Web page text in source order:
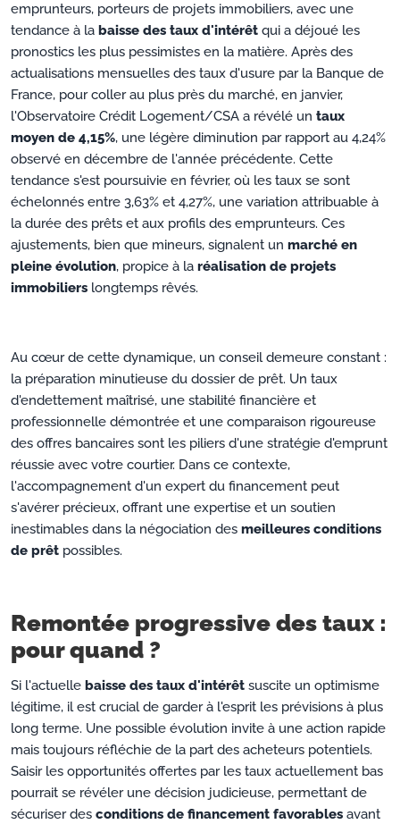
emprunteurs, porteurs de projets immobiliers, avec une
tendance à la baisse des taux d'intérêt qui a déjoué les
pronostics les plus pessimistes en la matière. Après des
actualisations mensuelles des taux d'usure par la Banque de
France, pour coller au plus près du marché, en janvier,
l'Observatoire Crédit Logement/CSA a révélé un taux
moyen de 4,15%, une légère diminution par rapport au 4,24%
observé en décembre de l'année précédente. Cette
tendance s'est poursuivie en février, où les taux se sont
échelonnés entre 3,63% et 4,27%, une variation attribuable à
la durée des prêts et aux profils des emprunteurs. Ces
ajustements, bien que mineurs, signalent un marché en
pleine évolution, propice à la réalisation de projets
immobiliers longtemps rêvés.
Au cœur de cette dynamique, un conseil demeure constant :
la préparation minutieuse du dossier de prêt. Un taux
d'endettement maîtrisé, une stabilité financière et
professionnelle démontrée et une comparaison rigoureuse
des offres bancaires sont les piliers d'une stratégie d'emprunt
réussie avec votre courtier. Dans ce contexte,
l'accompagnement d'un expert du financement peut
s'avérer précieux, offrant une expertise et un soutien
inestimables dans la négociation des meilleures conditions
de prêt possibles.
Remontée progressive des taux :
pour quand ?
Si l'actuelle baisse des taux d'intérêt suscite un optimisme
légitime, il est crucial de garder à l'esprit les prévisions à plus
long terme. Une possible évolution invite à une action rapide
mais toujours réfléchie de la part des acheteurs potentiels.
Saisir les opportunités offertes par les taux actuellement bas
pourrait se révéler une décision judicieuse, permettant de
sécuriser des conditions de financement favorables avant